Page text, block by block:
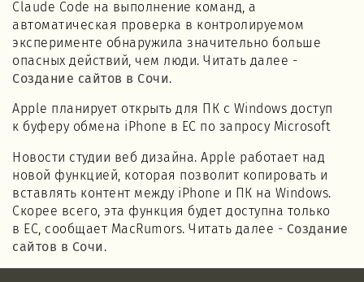
Claude Code на выполнение команд, а
автоматическая проверка в контролируемом
эксперименте обнаружила значительно больше
опасных действий, чем люди. Читать далее -
Создание сайтов в Сочи.
Apple планирует открыть для ПК с Windows доступ
к буферу обмена iPhone в ЕС по запросу Microsoft
Новости студии веб дизайна. Apple работает над
новой функцией, которая позволит копировать и
вставлять контент между iPhone и ПК на Windows.
Скорее всего, эта функция будет доступна только
в ЕС, сообщает MacRumors. Читать далее - Создание
сайтов в Сочи .